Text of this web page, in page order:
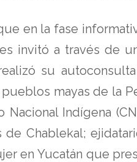
en la fase
invitó a través de
su
mayas de la
Nacional Indígena
de Chablekal;
en Yucatán que